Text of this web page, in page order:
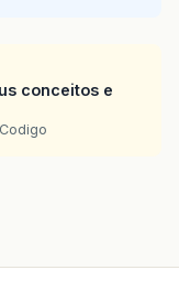
conceitos e